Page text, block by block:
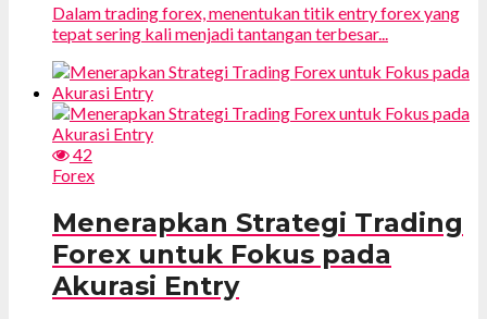
Dalam trading forex, menentukan titik entry forex yang
tepat sering kali menjadi tantangan terbesar...
42
Forex
Menerapkan Strategi Trading
Forex untuk Fokus pada
Akurasi Entry